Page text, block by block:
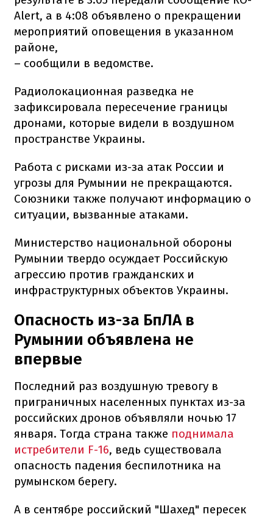
Alert, а в 4:08 объявлено о прекращении
мероприятий оповещения в указанном
районе,
– сообщили в ведомстве.
Радиолокационная разведка не
зафиксировала пересечение границы
дронами, которые видели в воздушном
пространстве Украины.
Работа с рисками из-за атак России и
угрозы для Румынии не прекращаются.
Союзники также получают информацию о
ситуации, вызванные атаками.
Министерство национальной обороны
Румынии твердо осуждает Российскую
агрессию против гражданских и
инфраструктурных объектов Украины.
Опасность из-за БпЛА в
Румынии объявлена не
впервые
Последний раз воздушную тревогу в
приграничных населенных пунктах из-за
российских дронов объявляли ночью 17
января. Тогда страна также поднимала
истребители F-16, ведь существовала
опасность падения беспилотника на
румынском берегу.
А в сентябре российский "Шахед" пересек